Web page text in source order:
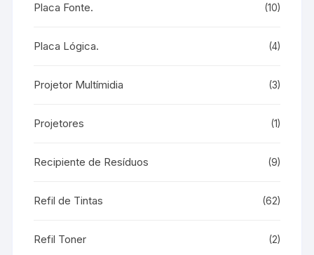
Placa Fonte. (10)
Placa Lógica. (4)
Projetor Multímidia (3)
Projetores (1)
Recipiente de Resíduos (9)
Refil de Tintas (62)
Refil Toner (2)